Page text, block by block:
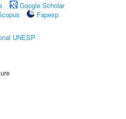
Google Scholar
Fapesp
UNESP